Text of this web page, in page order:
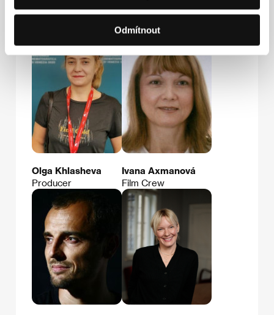
Odmítnout
Sain Gabdullin
Roelof Jan
Screenwriter
Olga Khlasheva
Producer
Ivana Axmanová
Film Crew